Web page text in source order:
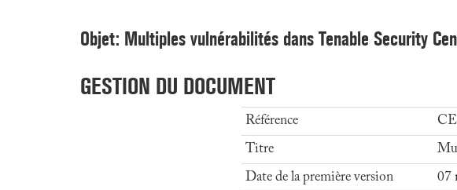
Objet: Multiples vulnérabilités dans Tenable Security
GESTION DU DOCUMENT
Référence
Titre
Date de la première version
07